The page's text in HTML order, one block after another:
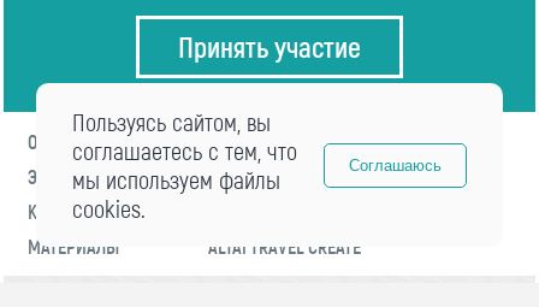
Принять участие
О ФОРУМЕ
ПРОГРАММА
ЭКСПЕРТЫ
НОВОСТИ
КОНТАКТЫ
МАТЕРИАЛЫ
ALTAI TRAVEL CREATE
Пользуясь сайтом, вы
соглашаетесь с тем, что
мы используем файлы
cookies.
Соглашаюсь